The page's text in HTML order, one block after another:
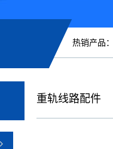
热销产品：
重轨线路配件